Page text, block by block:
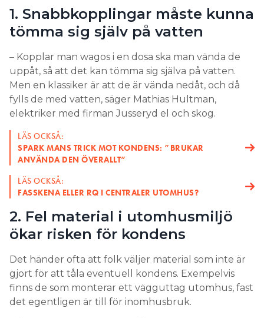
1. Snabbkopplingar måste kunna
tömma sig själv på vatten
– Kopplar man wagos i en dosa ska man vända de
uppåt, så att det kan tömma sig själva på vatten.
Men en klassiker är att de är vända nedåt, och då
fylls de med vatten, säger Mathias Hultman,
elektriker med firman Jusseryd el och skog.
LÄS OCKSÅ:
SPARK MANS TRICK MOT KONDENS: ”BRUKAR
ANVÄNDA DEN ÖVERALLT”
LÄS OCKSÅ:
FASSKENA ELLER RQ I CENTRALER UTOMHUS?
2. Fel material i utomhusmiljö
ökar risken för kondens
Det händer ofta att folk väljer material som inte är
gjort för att tåla eventuell kondens. Exempelvis
finns de som monterar ett vägguttag utomhus, fast
det egentligen är till för inomhusbruk.